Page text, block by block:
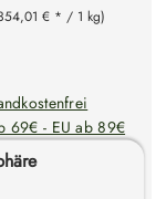
€ * / 1 kg)
69€ - EU ab 89€